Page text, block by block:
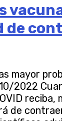
de
mayor
2022
reciba,
de